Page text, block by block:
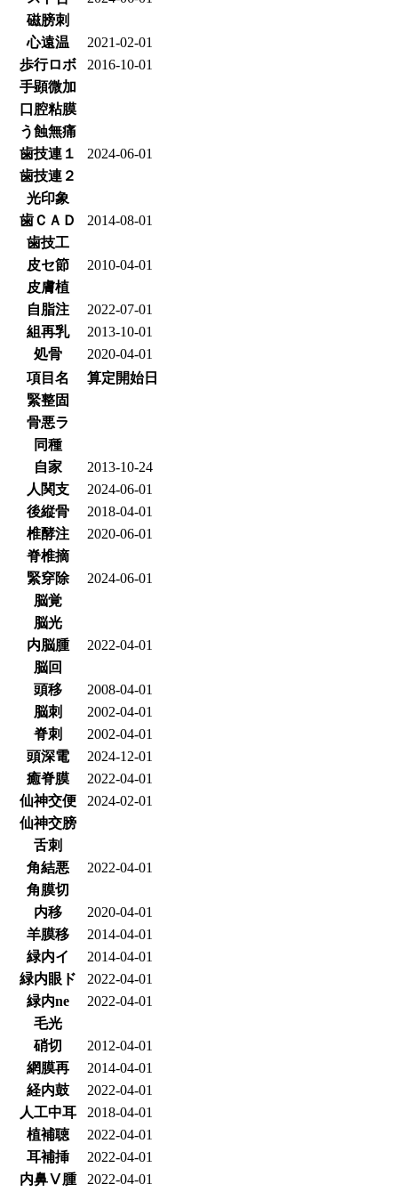
磁膀刺
心遠温
2021-02-01
歩行ロボ
2016-10-01
手顕微加
口腔粘膜
う蝕無痛
歯技連１
2024-06-01
歯技連２
光印象
歯ＣＡＤ
2014-08-01
歯技工
皮セ節
2010-04-01
皮膚植
自脂注
2022-07-01
組再乳
2013-10-01
処骨
2020-04-01
項目名
算定開始日
緊整固
骨悪ラ
同種
自家
2013-10-24
人関支
2024-06-01
後縦骨
2018-04-01
椎酵注
2020-06-01
脊椎摘
緊穿除
2024-06-01
脳覚
脳光
内脳腫
2022-04-01
脳回
頭移
2008-04-01
脳刺
2002-04-01
脊刺
2002-04-01
頭深電
2024-12-01
癒脊膜
2022-04-01
仙神交便
2024-02-01
仙神交膀
舌刺
角結悪
2022-04-01
角膜切
内移
2020-04-01
羊膜移
2014-04-01
緑内イ
2014-04-01
緑内眼ド
2022-04-01
緑内ne
2022-04-01
毛光
硝切
2012-04-01
網膜再
2014-04-01
経内鼓
2022-04-01
人工中耳
2018-04-01
植補聴
2022-04-01
耳補挿
2022-04-01
内鼻Ⅴ腫
2022-04-01